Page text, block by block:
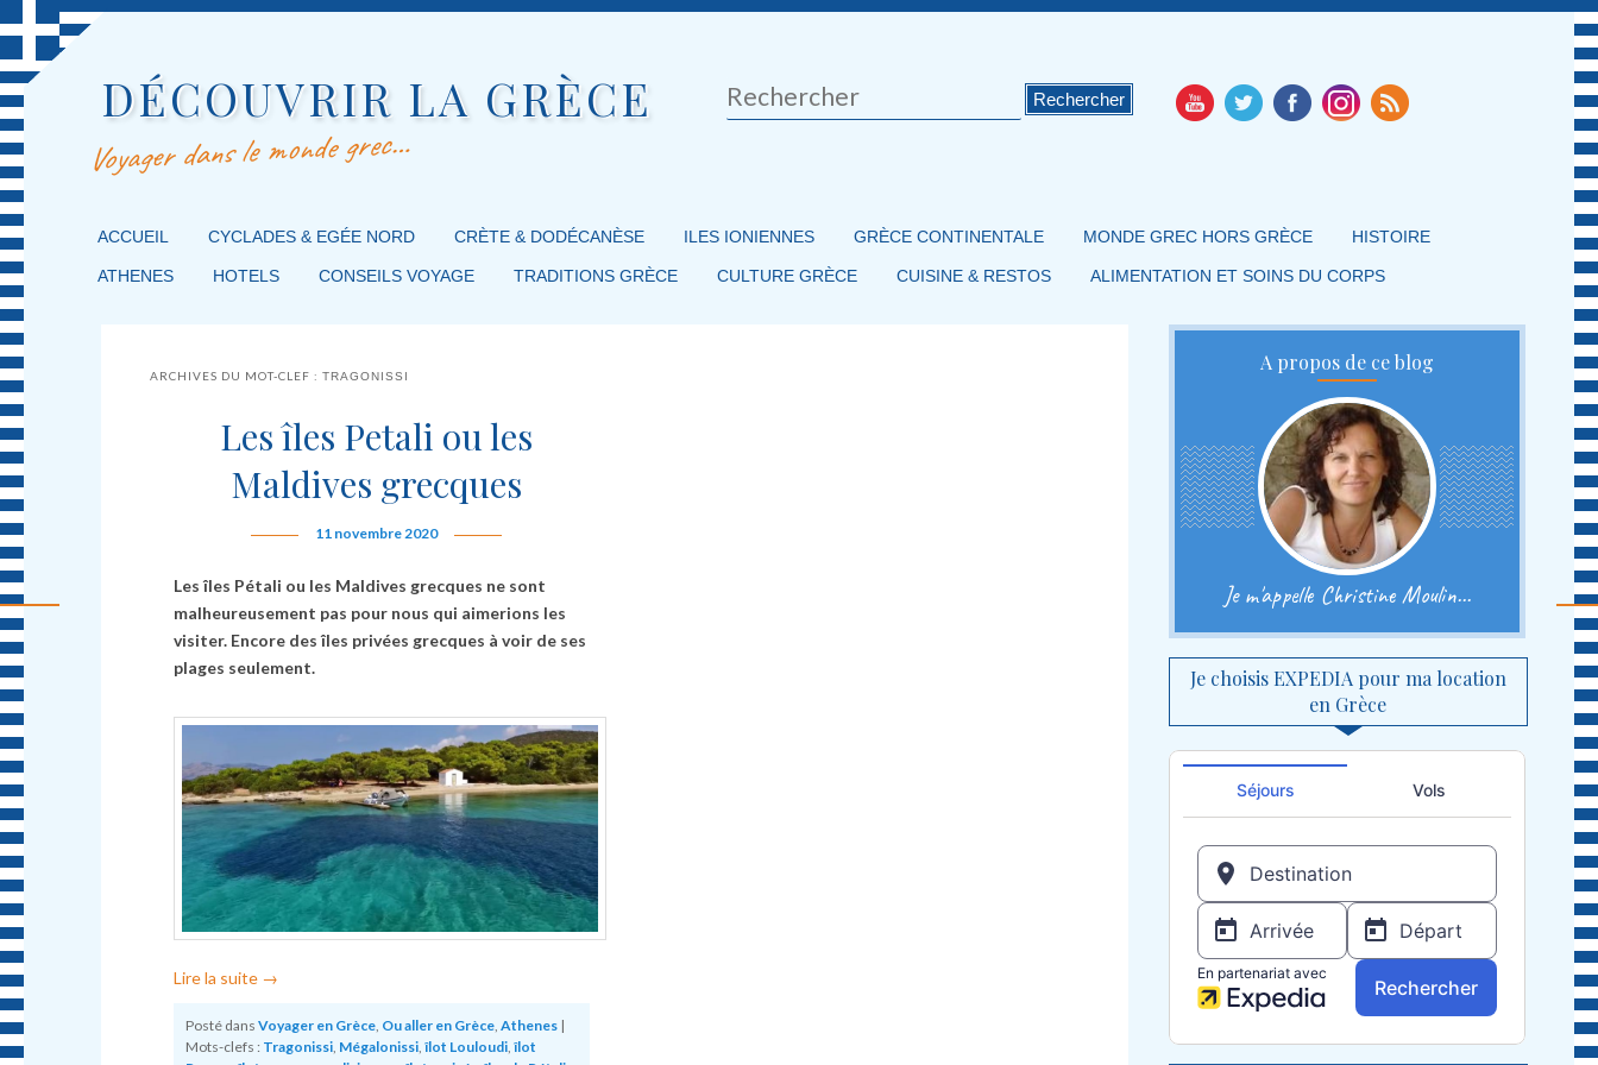
DÉCOUVRIR LA GRÈCE
Voyager dans le monde grec…
Rechercher
MENU PRINCIPAL
MASQUER LA NAVIGATION PRINCIPALE
MASQUER LA NAVIGATION SECONDAIRE
ACCUEIL CYCLADES & EGÉE NORD CRÈTE & DODÉCANÈSE ILES IONIENNES GRÈCE CONTINENTALE MONDE GREC HORS GRÈCE HISTOIRE
ATHENES HOTELS CONSEILS VOYAGE TRADITIONS GRÈCE CULTURE GRÈCE CUISINE & RESTOS ALIMENTATION ET SOINS DU CORPS
ARCHIVES DU MOT-CLEF :TRAGONISSI
Les îles Petali ou les
Maldives grecques
11 novembre 2020
Les îles Pétali ou les Maldives grecques ne sont
malheureusement pas pour nous qui aimerions les
visiter. Encore des îles privées grecques à voir de ses
plages seulement.
Lire la suite →
Posté dans Voyager en Grèce, Ou aller en Grèce, Athenes |
Mots-clefs : Tragonissi, Mégalonissi, îlot Louloudi, îlot
A propos de ce blog
Je m'appelle Christine Moulin...
Je choisis EXPEDIA pour ma location
en Grèce